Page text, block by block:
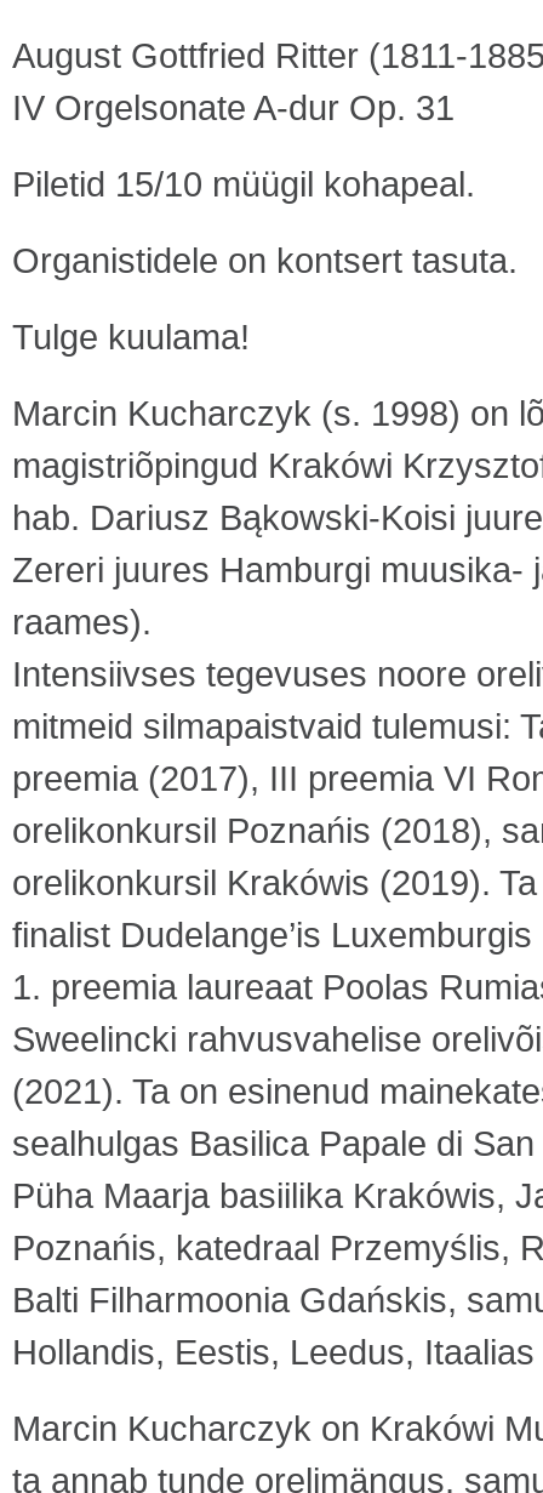
August Gottfried Ritter (1811-
IV Orgelsonate A-dur Op. 31
Piletid 15/10 müügil kohapeal.
Organistidele on kontsert tasuta.
Tulge kuulama!
Marcin Kucharczyk (s. 1998) on
magistriõpingud Krakówi
hab. Dariusz Bąkowski-Koisi
Zereri juures Hamburgi
raames).
Intensiivses tegevuses noore
mitmeid silmapaistvaid tulemusi:
preemia (2017), III preemia VI
orelikonkursil Poznańis (2018),
orelikonkursil Krakówis (2019).
finalist Dudelange’is
1. preemia laureaat Poolas
Sweelincki rahvusvahelise
(2021). Ta on esinenud
sealhulgas Basilica Papale di
Püha Maarja basiilika Krakówis,
Poznańis, katedraal Przemyślis,
Balti Filharmoonia Gdańskis,
Hollandis, Eestis, Leedus,
Marcin Kucharczyk on Krakówi
ta annab tunde orelimängus,